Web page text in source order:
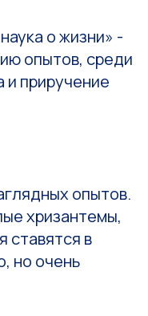
о жизни» -
опытов, среди
приручение
опытов.
хризантемы,
ставятся в
но очень